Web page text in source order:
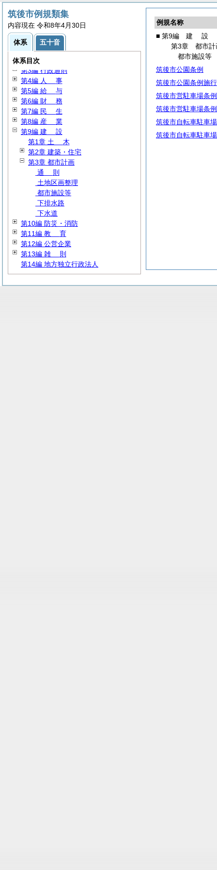
例規名称
■ 第9編 建 設
第3章 都市計
都市施設等
筑後市公園条例
筑後市公園条例施
筑後市営駐車場条例
筑後市営駐車場条
筑後市自転車駐車
筑後市自転車駐車
筑後市例規類集
内容現在 令和8年4月30日
体系 五十音
体系目次
第1編総規
第2編 議会・選挙・監査
第3編 行政通則
第4編 人 事
第5編 給 与
第6編 財 務
第7編 民 生
第8編 産 業
第9編 建 設
第1章 土 木
第2章 建築・住宅
第3章 都市計画
通 則
土地区画整理
都市施設等
下排水路
下水道
第10編 防災・消防
第11編 教 育
第12編 公営企業
第13編 雑 則
第14編 地方独立行政法人